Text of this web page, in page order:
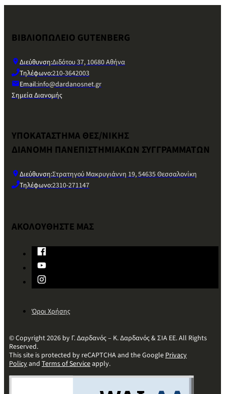
ΒΙΒΛΙΟΠΩΛΕΙΟ GUTENBERG
Διεύθυνση:Διδότου 37, 10680 Αθήνα
Τηλέφωνο:210-3642003
Email:info@dardanosnet.gr
Σημεία Διανομής
ΥΠΟΚΑΤΑΣΤΗΜΑ ΘΕΣ/ΝΙΚΗΣ
ΔΙΑΝΟΜΗ ΠΑΝΕΠΙΣΤΗΜΙΑΚΩΝ ΣΥΓΓΡΑΜΜΑΤΩΝ
Διεύθυνση:Στρατηγού Μακρυγιάννη 19, 54635 Θεσσαλονίκη
Τηλέφωνο:2310-271147
ΑΚΟΛΟΥΘΗΣΤΕ ΜΑΣ
Όροι Χρήσης
© Copyright 2026 by Γ. Δαρδανός – Κ. Δαρδανός & ΣΙΑ ΕΕ. All Rights
Reserved.
This site is protected by reCAPTCHA and the GooglePrivacy
Policyand Terms of Serviceapply.